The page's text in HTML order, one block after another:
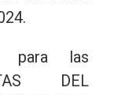
para las
DEL